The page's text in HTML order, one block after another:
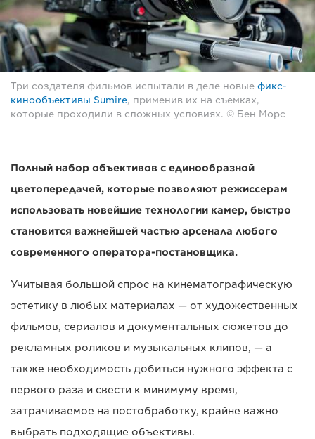
Три создателя фильмов испытали в деле новые фикс-
кинообъективы Sumire, применив их на съемках,
которые проходили в сложных условиях. © Бен Морс
Полный набор объективов с единообразной
цветопередачей, которые позволяют режиссерам
использовать новейшие технологии камер, быстро
становится важнейшей частью арсенала любого
современного оператора-постановщика.
Учитывая большой спрос на кинематографическую
эстетику в любых материалах — от художественных
фильмов, сериалов и документальных сюжетов до
рекламных роликов и музыкальных клипов, — а
также необходимость добиться нужного эффекта с
первого раза и свести к минимуму время,
затрачиваемое на постобработку, крайне важно
выбрать подходящие объективы.